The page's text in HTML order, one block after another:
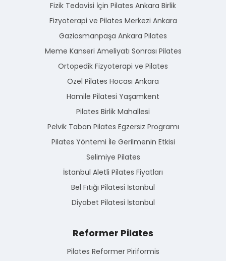
Fizik Tedavisi İçin Pilates Ankara Birlik
Fizyoterapi ve Pilates Merkezi Ankara
Gaziosmanpaşa Ankara Pilates
Meme Kanseri Ameliyatı Sonrası Pilates
Ortopedik Fizyoterapi ve Pilates
Özel Pilates Hocası Ankara
Hamile Pilatesi Yaşamkent
Pilates Birlik Mahallesi
Pelvik Taban Pilates Egzersiz Programı
Pilates Yöntemi İle Gerilmenin Etkisi
Selimiye Pilates
İstanbul Aletli Pilates Fiyatları
Bel Fıtığı Pilatesi İstanbul
Diyabet Pilatesi İstanbul
Reformer Pilates
Pilates Reformer Piriformis